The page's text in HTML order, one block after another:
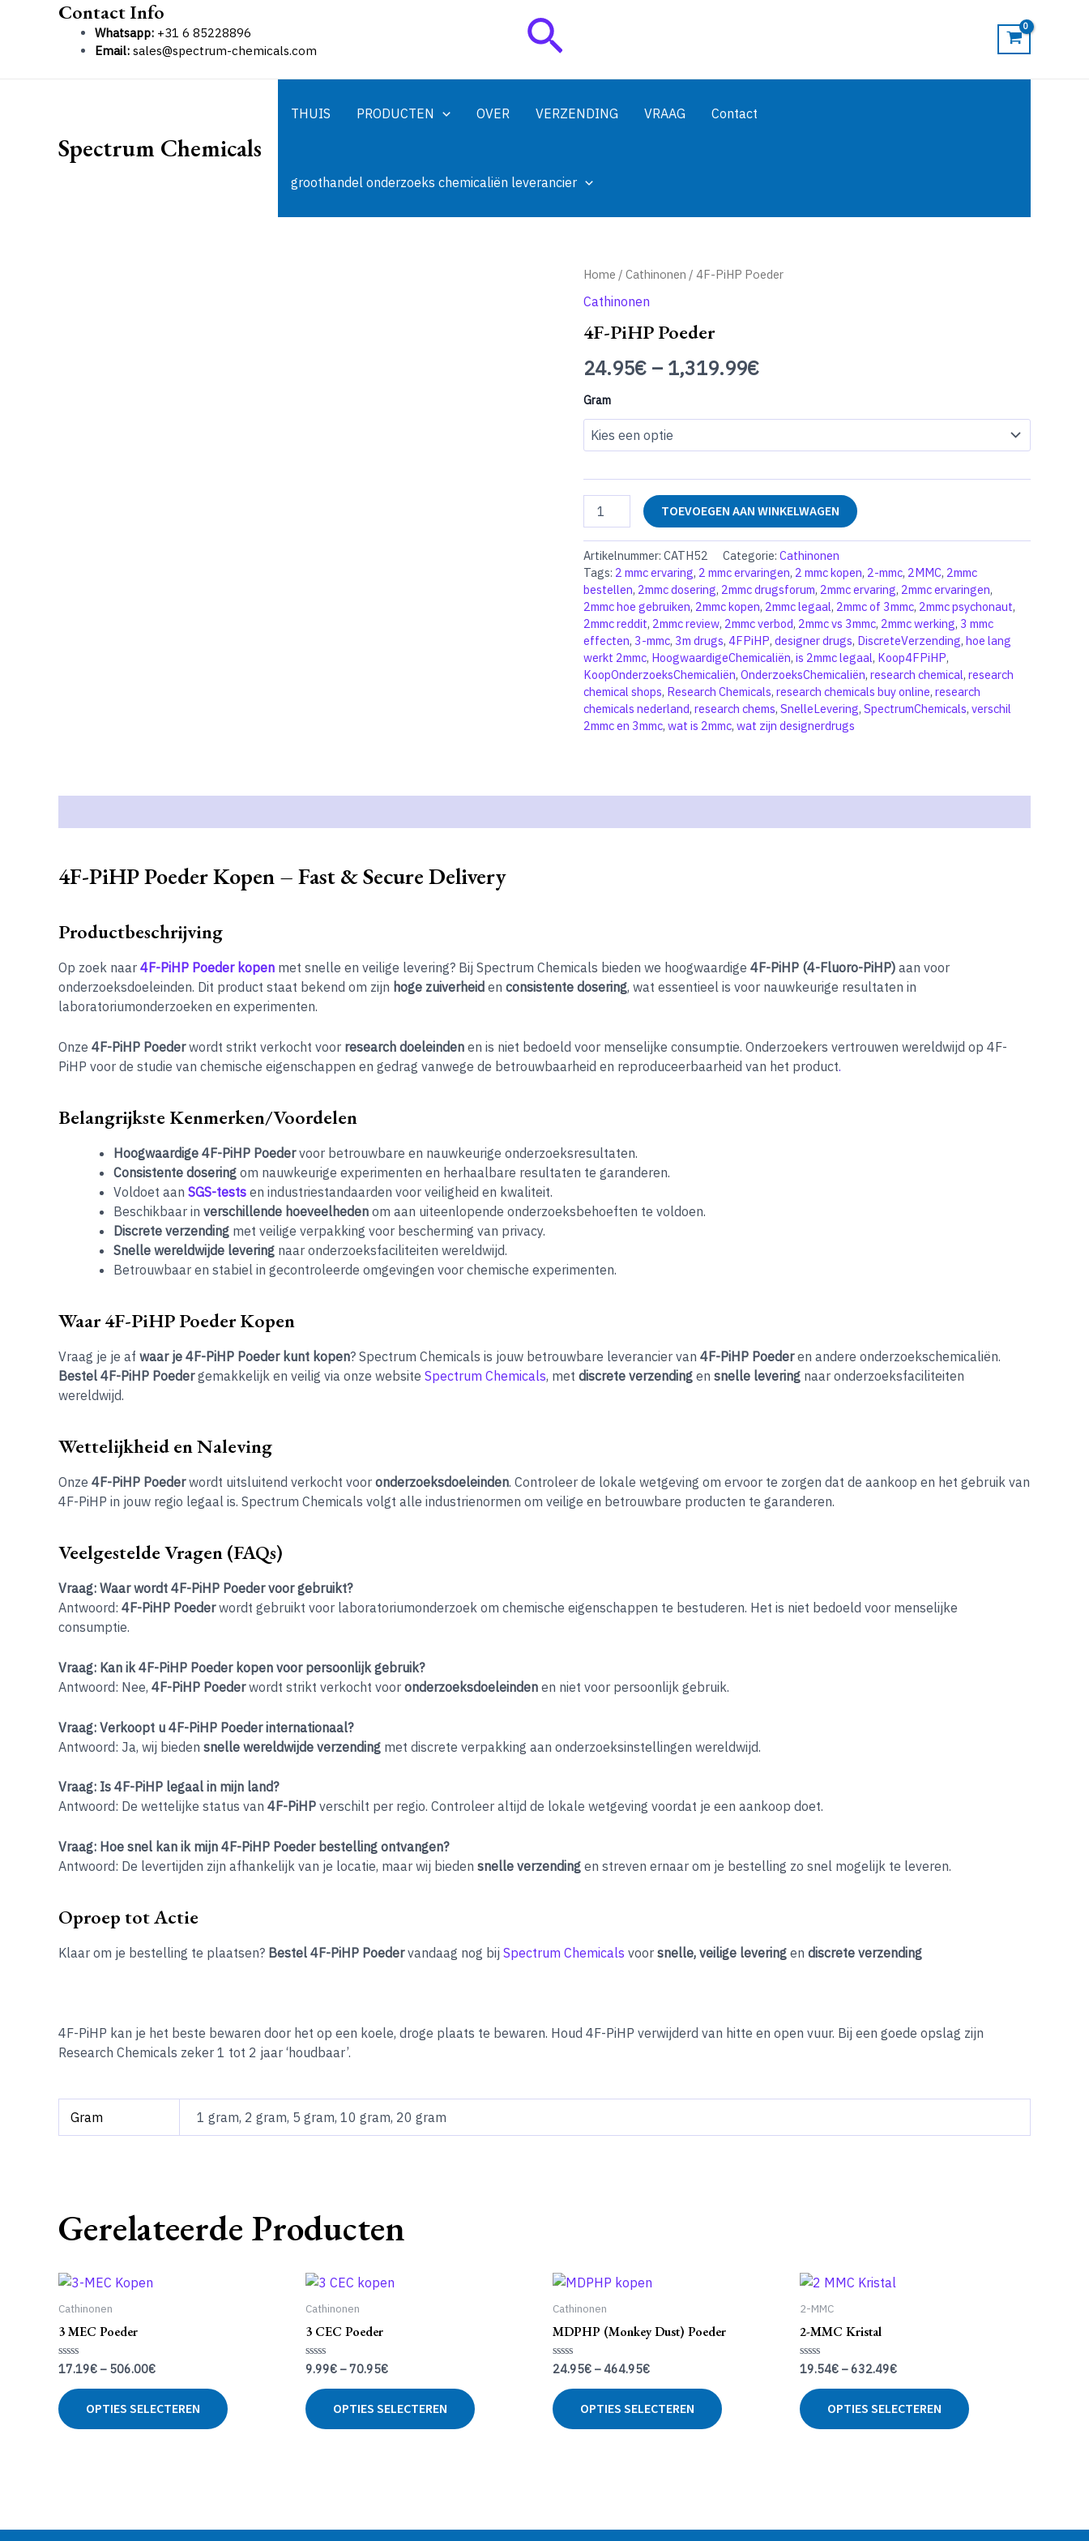
Contact Info
Whatsapp: +31 6 85228896
Email: sales@spectrum-chemicals.com Zoeken
Spectrum Chemicals
THUIS PRODUCTEN OVER VERZENDING VRAAG Contact
groothandel onderzoeks chemicaliën leverancier
Home / Cathinonen / 4F-PiHP Poeder
Cathinonen
4F-PiHP Poeder
24.95€ – 1,319.99€
Gram
PiHP
aantal
TOEVOEGEN AAN WINKELWAGEN
Artikelnummer: CATH52 Categorie: Cathinonen
Tags: 2 mmc ervaring, 2 mmc ervaringen, 2 mmc kopen, 2-mmc, 2MMC, 2mmc
bestellen, 2mmc dosering, 2mmc drugsforum, 2mmc ervaring, 2mmc ervaringen,
2mmc hoe gebruiken, 2mmc kopen, 2mmc legaal, 2mmc of 3mmc, 2mmc psychonaut,
2mmc reddit, 2mmc review, 2mmc verbod, 2mmc vs 3mmc, 2mmc werking, 3 mmc
effecten, 3-mmc, 3m drugs, 4FPiHP, designer drugs, DiscreteVerzending, hoe lang
werkt 2mmc, HoogwaardigeChemicaliën, is 2mmc legaal, Koop4FPiHP,
KoopOnderzoeksChemicaliën, OnderzoeksChemicaliën, research chemical, research
chemical shops, Research Chemicals, research chemicals buy online, research
chemicals nederland, research chems, SnelleLevering, SpectrumChemicals, verschil
2mmc en 3mmc, wat is 2mmc, wat zijn designerdrugs
4F-PiHP Poeder Kopen – Fast & Secure Delivery
Productbeschrijving
Op zoek naar 4F-PiHP Poeder kopen met snelle en veilige levering? Bij Spectrum Chemicals bieden we hoogwaardige 4F-PiHP (4-Fluoro-PiHP) aan voor
onderzoeksdoeleinden. Dit product staat bekend om zijn hoge zuiverheid en consistente dosering, wat essentieel is voor nauwkeurige resultaten in
laboratoriumonderzoeken en experimenten.
Onze 4F-PiHP Poederwordt strikt verkocht voor research doeleinden en is niet bedoeld voor menselijke consumptie. Onderzoekers vertrouwen wereldwijd op 4F-
PiHP voor de studie van chemische eigenschappen en gedrag vanwege de betrouwbaarheid en reproduceerbaarheid van het product.
Belangrijkste Kenmerken/Voordelen
Hoogwaardige 4F-PiHP Poedervoor betrouwbare en nauwkeurige onderzoeksresultaten.
Consistente dosering om nauwkeurige experimenten en herhaalbare resultaten te garanderen.
Voldoet aan SGS-tests en industriestandaarden voor veiligheid en kwaliteit.
Beschikbaar in verschillende hoeveelheden om aan uiteenlopende onderzoeksbehoeften te voldoen.
Discrete verzending met veilige verpakking voor bescherming van privacy.
Snelle wereldwijde levering naar onderzoeksfaciliteiten wereldwijd.
Betrouwbaar en stabiel in gecontroleerde omgevingen voor chemische experimenten.
Waar 4F-PiHP Poeder Kopen
Vraag je je af waar je 4F-PiHP Poeder kunt kopen? Spectrum Chemicals is jouw betrouwbare leverancier van 4F-PiHP Poederen andere onderzoekschemicaliën.
Bestel 4F-PiHP Poedergemakkelijk en veilig via onze website Spectrum Chemicals, met discrete verzending en snelle levering naar onderzoeksfaciliteiten
wereldwijd.
Wettelijkheid en Naleving
Onze 4F-PiHP Poederwordt uitsluitend verkocht voor onderzoeksdoeleinden. Controleer de lokale wetgeving om ervoor te zorgen dat de aankoop en het gebruik van
4F-PiHP in jouw regio legaal is. Spectrum Chemicals volgt alle industrienormen om veilige en betrouwbare producten te garanderen.
Veelgestelde Vragen (FAQs)
Vraag: Waar wordt 4F-PiHP Poeder voor gebruikt?
Antwoord: 4F-PiHP Poederwordt gebruikt voor laboratoriumonderzoek om chemische eigenschappen te bestuderen. Het is niet bedoeld voor menselijke
consumptie.
Vraag: Kan ik 4F-PiHP Poeder kopen voor persoonlijk gebruik?
Antwoord: Nee, 4F-PiHP Poederwordt strikt verkocht voor onderzoeksdoeleinden en niet voor persoonlijk gebruik.
Vraag: Verkoopt u 4F-PiHP Poeder internationaal?
Antwoord: Ja, wij bieden snelle wereldwijde verzending met discrete verpakking aan onderzoeksinstellingen wereldwijd.
Vraag: Is 4F-PiHP legaal in mijn land?
Antwoord: De wettelijke status van 4F-PiHP verschilt per regio. Controleer altijd de lokale wetgeving voordat je een aankoop doet.
Vraag: Hoe snel kan ik mijn 4F-PiHP Poeder bestelling ontvangen?
Antwoord: De levertijden zijn afhankelijk van je locatie, maar wij bieden snelle verzending en streven ernaar om je bestelling zo snel mogelijk te leveren.
Oproep tot Actie
Klaar om je bestelling te plaatsen? Bestel 4F-PiHP Poedervandaag nog bij Spectrum Chemicals voor snelle, veilige levering en discrete verzending
4F-PiHP kan je het beste bewaren door het op een koele, droge plaats te bewaren. Houd 4F-PiHP verwijderd van hitte en open vuur. Bij een goede opslag zijn
Research Chemicals zeker 1 tot 2 jaar ‘houdbaar’.
Gram 1 gram, 2 gram, 5 gram, 10 gram, 20 gram
Gerelateerde Producten
Cathinonen
3 MEC Poeder
Gewaardeerd
uit
5
17.19€ – 506.00€
OPTIES SELECTEREN
product
kan
Cathinonen
3 CEC Poeder
Gewaardeerd
uit
5
9.99€ –70.95€
OPTIES SELECTEREN
product
kan
Cathinonen
MDPHP (Monkey Dust) Poeder
Gewaardeerd
uit
5
24.95€ –464.95€
OPTIES SELECTEREN
product
kan
2-MMC
2-MMC Kristal
Gewaardeerd
uit
5
19.54€ –632.49€
OPTIES SELECTEREN
product
kan